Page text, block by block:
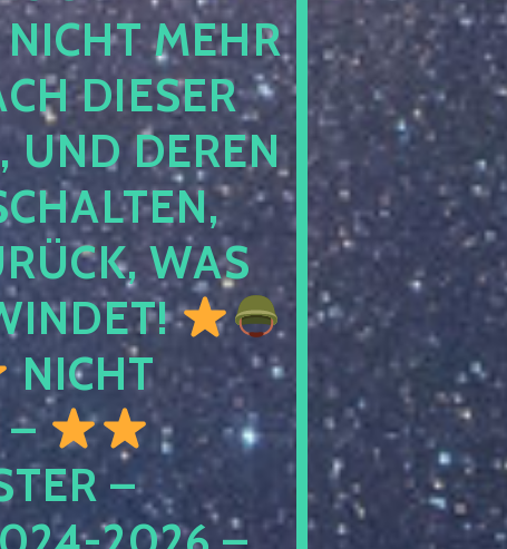
MEHR BE
NA
DEREN KI
EH
WAS AU
NICHT
–
– S